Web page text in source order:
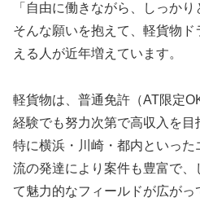
「自由に働きながら、しっかり
そんな願いを抱えて、軽貨物
える人が近年増えています。
軽貨物は、普通免許（AT限定
経験でも努力次第で高収入を目
特に横浜・川崎・都内といっ
流の発達により案件も豊富で
て魅力的なフィールドが広がっ